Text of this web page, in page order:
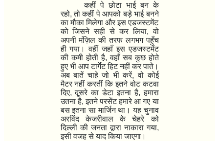
कहीं पे छोटा भाई बन के
रहो,तो कहीं पे आपको बड़े भाई बनने
का मौका मिलेगा और इस एडजस्टमेंट
को जिसने सही से कर लिया,वो
अपनी मंज़िल की तरफ लगभग पहुँच
ही गया। वहीं जहाँ इस एडजस्टमेंट
की कमी होती है,वहाँ सब कुछ होते
हुए भी आप टार्गेट हिट नहीं कर पाते।
अब बातें चाहे जो भी करें,वो कोई
मैटर नहीं करतीं कि इतने वोट कटवा
दिए,दूसरे का डेटा इतना है,हमारा
उतना है,इतने परसेंट हमारे आ गए या
बस इतना सा मार्जिन था। यह चुनाव
अरविंद केजरीवाल के चेहरे को
दिल्ली की जनता द्वारा नाकारा गया,
इसी वजह से याद किया जाएगा।